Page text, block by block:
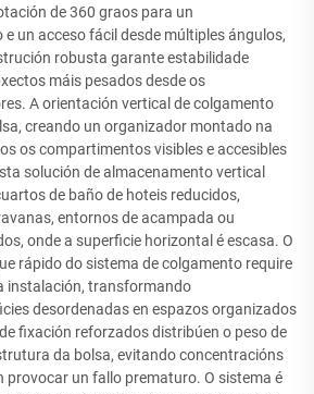
de 360 graos para un
un acceso fácil desde múltiples ángulos,
robusta garante estabilidade
máis pesados desde os
A orientación vertical de colgamento
creando un organizador montado na
os compartimentos visibles e accesibles
solución de almacenamento vertical
de baño de hoteis reducidos,
entornos de acampada ou
onde a superficie horizontal é escasa. O
rápido do sistema de colgamento require
instalación, transformando
desordenadas en espazos organizados
fixación reforzados distribúen o peso de
da bolsa, evitando concentracións
provocar un fallo prematuro. O sistema é